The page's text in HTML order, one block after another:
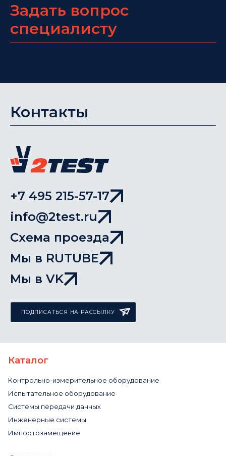
Задать вопрос
специалисту
Контакты
+7 495 215-57-17
info@2test.ru
Схема проезда
Мы в RUTUBE
Мы в VK
ПОДПИСАТЬСЯ НА РАССЫЛКУ
Каталог
Контрольно-измерительное оборудование
Испытательное оборудование
Системы передачи данных
Инженерные системы
Импортозамещение